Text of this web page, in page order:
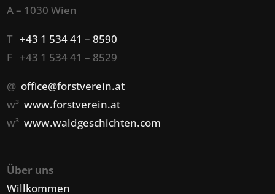
A – 1030 Wien
T+43 1 534 41 – 8590
F +43 1 534 41 – 8529
@ office@forstverein.at
w³www.forstverein.at
w³www.waldgeschichten.com
Über uns
Willkommen